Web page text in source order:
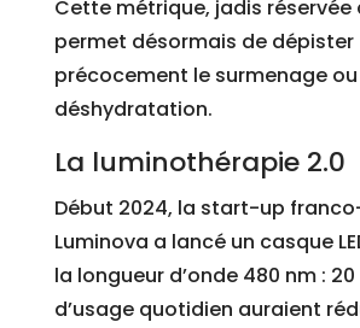
Cette métrique, jadis réservée
permet désormais de dépister
précocement le surmenage
déshydratation.
La luminothérapie 2.0
Début 2024, la start-up
Luminova a lancé un casque
la longueur d’onde 480 nm :
d’usage quotidien auraient